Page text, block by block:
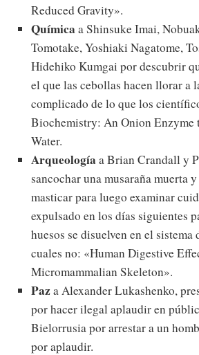
Reduced Gravity».
Química a Shinsuke Imai,
Tomotake, Yoshiaki Nagatome,
Hidehiko Kumgai por descubrir
el que las cebollas hacen llorar a
complicado de lo que los
Biochemistry: An Onion Enzyme
Water.
Arqueología a Brian Crandall y
sancochar una musaraña muerta
masticar para luego examinar
expulsado en los días siguientes
huesos se disuelven en el
cuales no: «Human Digestive
Micromammalian Skeleton».
Paza Alexander Lukashenko,
por hacer ilegal aplaudir en
Bielorrusia por arrestar a un
por aplaudir.